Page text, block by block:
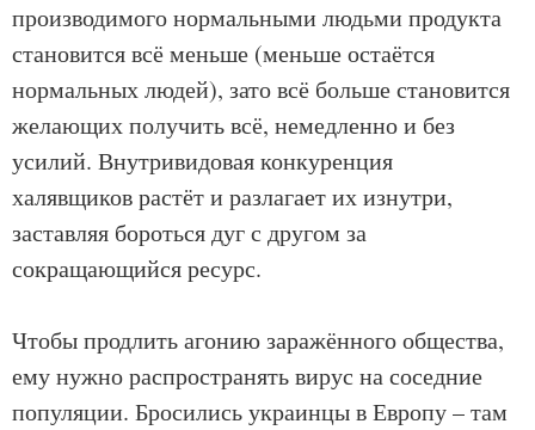
производимого нормальными людьми продукта
становится всё меньше (меньше остаётся
нормальных людей), зато всё больше становится
желающих получить всё, немедленно и без
усилий. Внутривидовая конкуренция
халявщиков растёт и разлагает их изнутри,
заставляя бороться дуг с другом за
сокращающийся ресурс.
Чтобы продлить агонию заражённого общества,
ему нужно распространять вирус на соседние
популяции. Бросились украинцы в Европу – там